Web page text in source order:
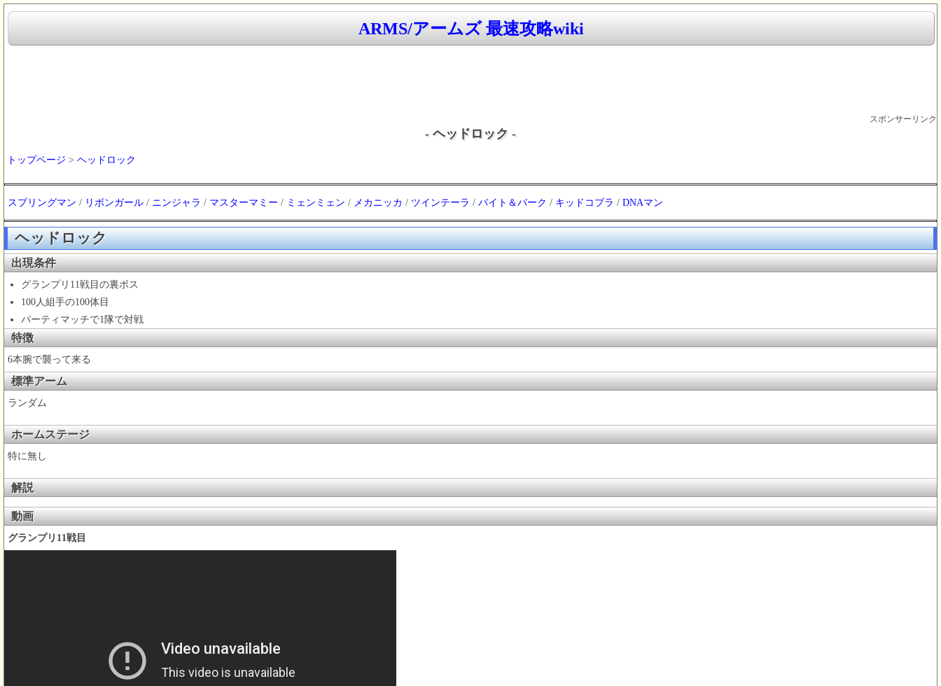
ARMS/アームズ 最速攻略wiki
スポンサーリンク
- ヘッドロック -
トップページ > ヘッドロック
スプリングマン / リボンガール / ニンジャラ / マスターマミー / ミェンミェン / メカニッカ / ツインテーラ / バイト＆バーク / キッドコブラ / DNAマン
ヘッドロック
出現条件
グランプリ11戦目の裏ボス
100人組手の100体目
パーティマッチで1隊で対戦
特徴
6本腕で襲って来る
標準アーム
ランダム
ホームステージ
特に無し
解説
動画
グランプリ11戦目